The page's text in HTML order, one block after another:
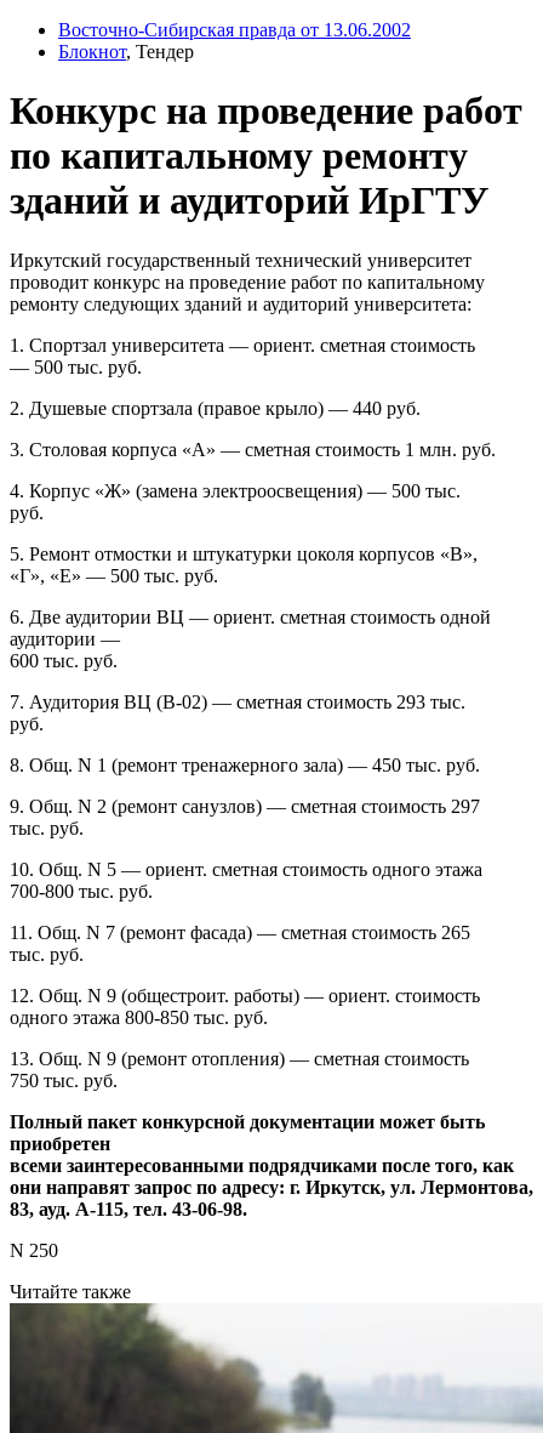
Восточно-Сибирская правда от 13.06.2002
Блокнот, Тендер
Конкурс на проведение работ
по капитальному ремонту
зданий и аудиторий ИрГТУ
Иркутский государственный технический университет
проводит конкурс на проведение работ по капитальному
ремонту следующих зданий и аудиторий университета:
1. Спортзал университета — ориент. сметная стоимость
— 500 тыс. руб.
2. Душевые спортзала (правое крыло) — 440 руб.
3. Столовая корпуса «А» — сметная стоимость 1 млн. руб.
4. Корпус «Ж» (замена электроосвещения) — 500 тыс.
руб.
5. Ремонт отмостки и штукатурки цоколя корпусов «В»,
«Г», «Е» — 500 тыс. руб.
6. Две аудитории ВЦ — ориент. сметная стоимость одной
аудитории —
600 тыс. руб.
7. Аудитория ВЦ (В-02) — сметная стоимость 293 тыс.
руб.
8. Общ. N 1 (ремонт тренажерного зала) — 450 тыс. руб.
9. Общ. N 2 (ремонт санузлов) — сметная стоимость 297
тыс. руб.
10. Общ. N 5 — ориент. сметная стоимость одного этажа
700-800 тыс. руб.
11. Общ. N 7 (ремонт фасада) — сметная стоимость 265
тыс. руб.
12. Общ. N 9 (общестроит. работы) — ориент. стоимость
одного этажа 800-850 тыс. руб.
13. Общ. N 9 (ремонт отопления) — сметная стоимость
750 тыс. руб.
Полный пакет конкурсной документации может быть
приобретен
всеми заинтересованными подрядчиками после того, как
они направят запрос по адресу: г. Иркутск, ул. Лермонтова,
83, ауд. А-115, тел. 43-06-98.
N 250
Читайте также